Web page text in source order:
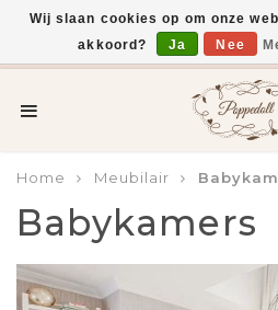
Voor 15:00 uur besteld,
Home Meubilair
Babykamers
Wij slaan cookies op om onze
akkoord?
Ja Nee